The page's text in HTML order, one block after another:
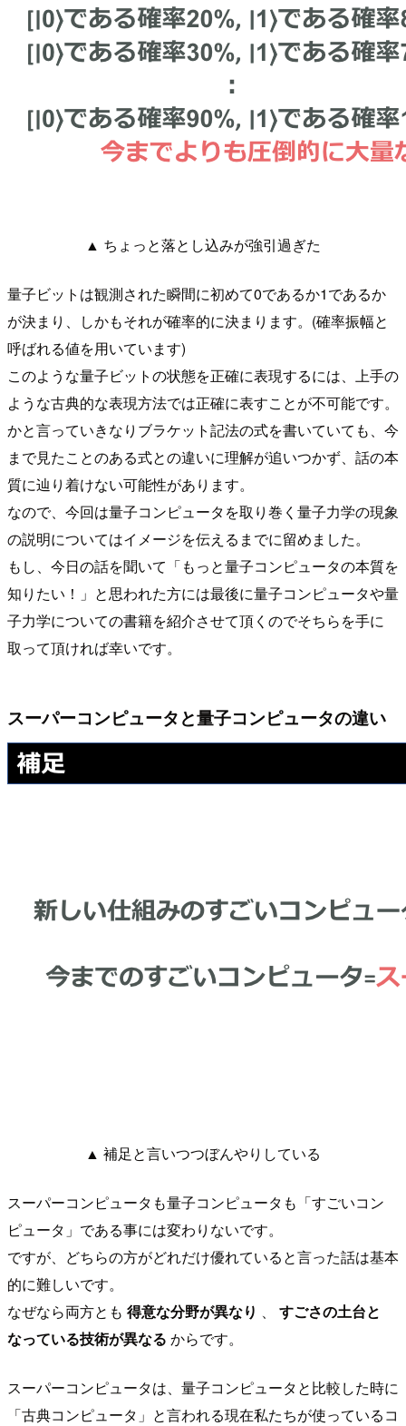
▲ ちょっと落とし込みが強引過ぎた
量子ビットは観測された瞬間に初めて0であるか1であるか
が決まり、しかもそれが確率的に決まります。(確率振幅と
呼ばれる値を用いています)
このような量子ビットの状態を正確に表現するには、上手の
ような古典的な表現方法では正確に表すことが不可能です。
かと言っていきなりブラケット記法の式を書いていても、今
まで見たことのある式との違いに理解が追いつかず、話の本
質に辿り着けない可能性があります。
なので、今回は量子コンピュータを取り巻く量子力学の現象
の説明についてはイメージを伝えるまでに留めました。
もし、今日の話を聞いて「もっと量子コンピュータの本質を
知りたい！」と思われた方には最後に量子コンピュータや量
子力学についての書籍を紹介させて頂くのでそちらを手に
取って頂ければ幸いです。
スーパーコンピュータと量子コンピュータの違い
▲ 補足と言いつつぼんやりしている
スーパーコンピュータも量子コンピュータも「すごいコン
ピュータ」である事には変わりないです。
ですが、どちらの方がどれだけ優れていると言った話は基本
的に難しいです。
なぜなら両方とも 得意な分野が異なり 、 すごさの土台と
なっている技術が異なる からです。
スーパーコンピュータは、量子コンピュータと比較した時に
「古典コンピュータ」と言われる現在私たちが使っているコ